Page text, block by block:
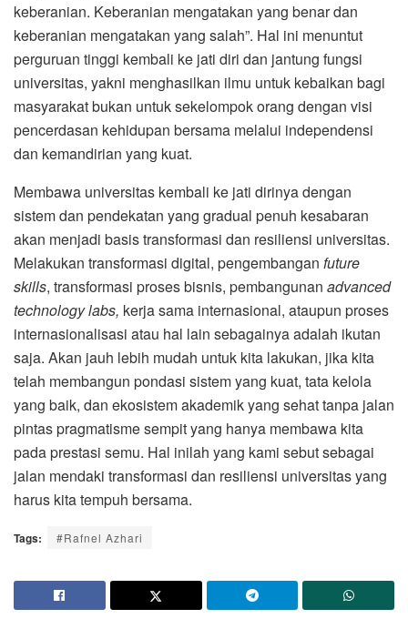
keberanian. Keberanian mengatakan yang benar dan
keberanian mengatakan yang salah”. Hal ini menuntut
perguruan tinggi kembali ke jati diri dan jantung fungsi
universitas, yakni menghasilkan ilmu untuk kebaikan bagi
masyarakat bukan untuk sekelompok orang dengan visi
pencerdasan kehidupan bersama melalui independensi
dan kemandirian yang kuat.
Membawa universitas kembali ke jati dirinya dengan
sistem dan pendekatan yang gradual penuh kesabaran
akan menjadi basis transformasi dan resiliensi universitas.
Melakukan transformasi digital, pengembangan future
skills, transformasi proses bisnis, pembangunan advanced
technology labs, kerja sama internasional, ataupun proses
internasionalisasi atau hal lain sebagainya adalah ikutan
saja. Akan jauh lebih mudah untuk kita lakukan, jika kita
telah membangun pondasi sistem yang kuat, tata kelola
yang baik, dan ekosistem akademik yang sehat tanpa jalan
pintas pragmatisme sempit yang hanya membawa kita
pada prestasi semu. Hal inilah yang kami sebut sebagai
jalan mendaki transformasi dan resiliensi universitas yang
harus kita tempuh bersama.
Tags: #Rafnel Azhari